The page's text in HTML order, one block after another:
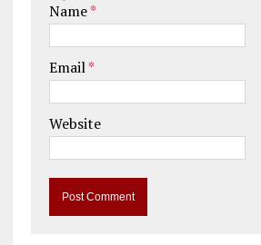
Name*
Email*
Website